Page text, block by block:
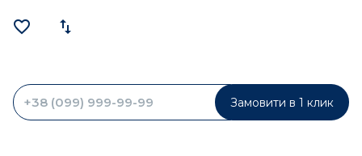
favorite_border import_export
Замовити в 1 клик